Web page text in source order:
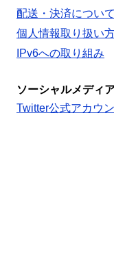
配送・決済について
個人情報取り扱い
IPv6への取り組み
ソーシャルメディ
Twitter公式アカウ